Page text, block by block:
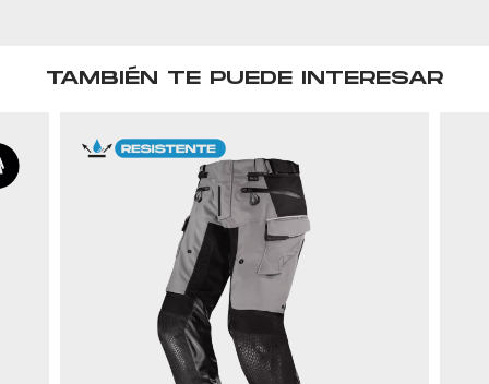
TAMBIÉN TE PUEDE INTERESAR